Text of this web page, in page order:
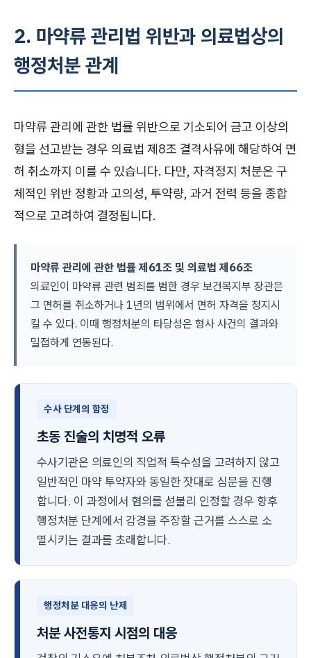
2. 마약류 관리법 위반과 의료법상의
행정처분 관계
마약류 관리에 관한 법률 위반으로 기소되어 금고 이상의
형을 선고받는 경우 의료법 제8조 결격사유에 해당하여 면
허 취소까지 이를 수 있습니다. 다만, 자격정지 처분은 구
체적인 위반 정황과 고의성, 투약량, 과거 전력 등을 종합
적으로 고려하여 결정됩니다.
마약류 관리에 관한 법률 제61조 및 의료법 제66조
의료인이 마약류 관련 범죄를 범한 경우 보건복지부 장관은
그 면허를 취소하거나 1년의 범위에서 면허 자격을 정지시
킬 수 있다. 이때 행정처분의 타당성은 형사 사건의 결과와
밀접하게 연동된다.
수사 단계의 함정
초동 진술의 치명적 오류
수사기관은 의료인의 직업적 특수성을 고려하지 않고
일반적인 마약 투약자와 동일한 잣대로 심문을 진행
합니다. 이 과정에서 혐의를 섣불리 인정할 경우 향후
행정처분 단계에서 감경을 주장할 근거를 스스로 소
멸시키는 결과를 초래합니다.
행정처분 대응의 난제
처분 사전통지 시점의 대응